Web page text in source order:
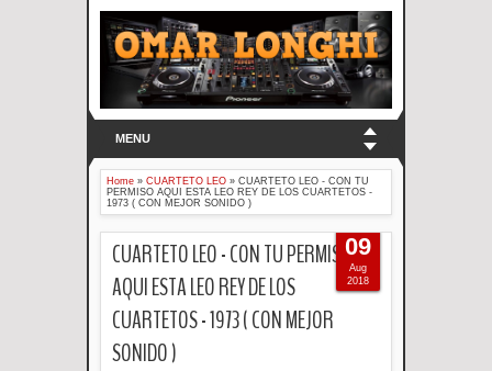
MENU
Home » CUARTETO LEO » CUARTETO LEO - CON TU
PERMISO AQUI ESTA LEO REY DE LOS CUARTETOS -
1973 ( CON MEJOR SONIDO )
CUARTETO LEO - CON TU PERMISO
AQUI ESTA LEO REY DE LOS
CUARTETOS - 1973 ( CON MEJOR
SONIDO )
09
Aug
2018